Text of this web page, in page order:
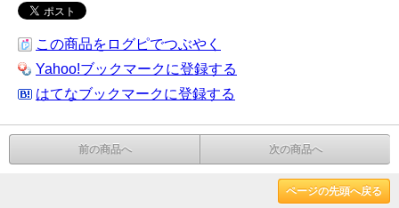
この商品をログピでつぶやく
Yahoo!ブックマークに登録する
はてなブックマークに登録する
前の商品へ 次の商品へ
ページの先頭へ戻る